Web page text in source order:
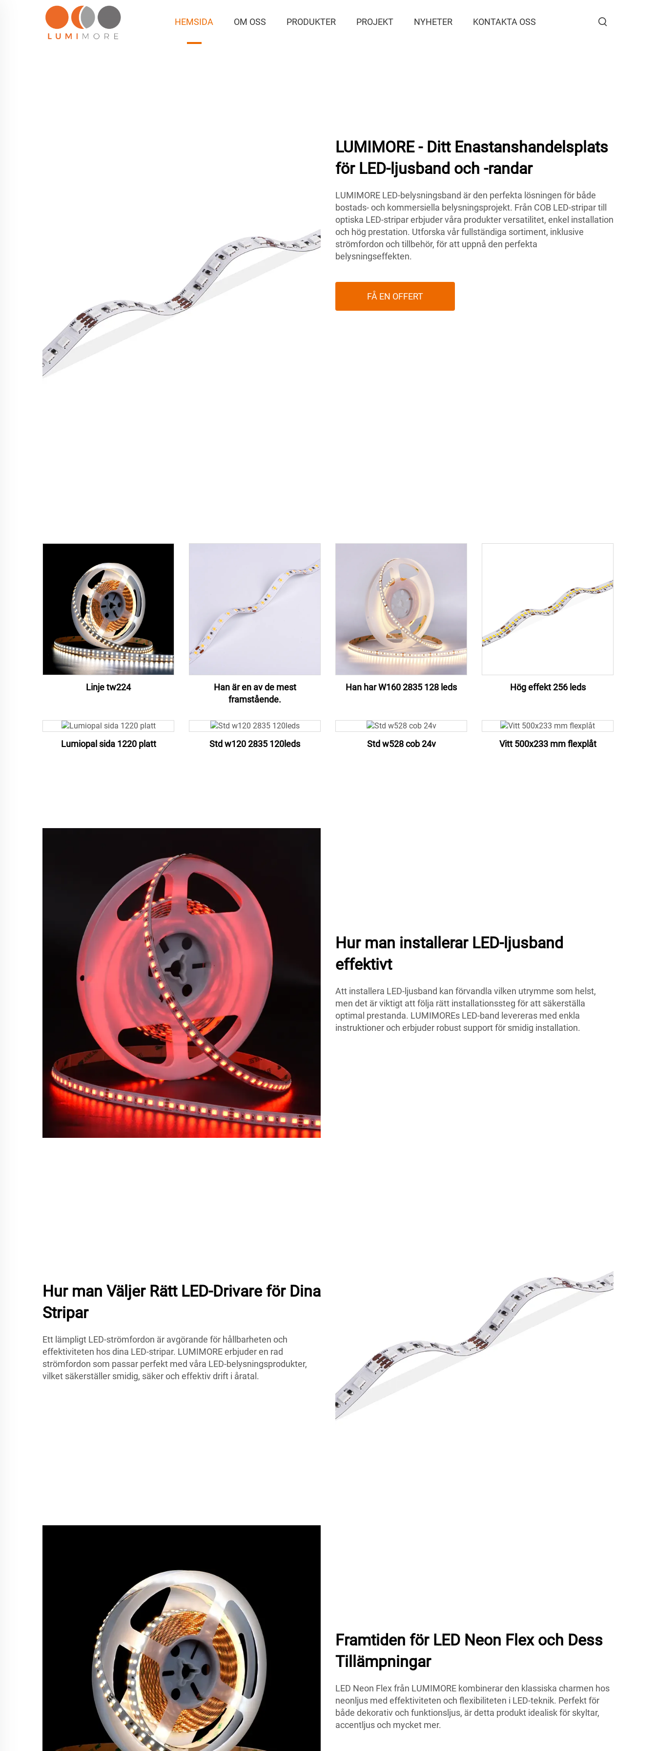
HEMSIDA OM OSS PRODUKTER PROJEKT NYHETER KONTAKTA OSS
LUMIMORE - Ditt Enastanshandelsplats
för LED-ljusband och -randar
LUMIMORE LED-belysningsband är den perfekta lösningen för både
bostads- och kommersiella belysningsprojekt. Från COB LED-stripar till
optiska LED-stripar erbjuder våra produkter versatilitet, enkel installation
och hög prestation. Utforska vår fullständiga sortiment, inklusive
strömfordon och tillbehör, för att uppnå den perfekta
belysningseffekten.
FÅ EN OFFERT
Linje tw224
Han är en av de mest
framstående.
Han har W160 2835 128 leds Hög effekt 256 leds
Lumiopal sida 1220 platt Std w120 2835 120leds Std w528 cob 24v Vitt 500x233 mm flexplåt
Hur man installerar LED-ljusband
effektivt
Att installera LED-ljusband kan förvandla vilken utrymme som helst,
men det är viktigt att följa rätt installationssteg för att säkerställa
optimal prestanda. LUMIMOREs LED-band levereras med enkla
instruktioner och erbjuder robust support för smidig installation.
Hur man Väljer Rätt LED-Drivare för Dina
Stripar
Ett lämpligt LED-strömfordon är avgörande för hållbarheten och
effektiviteten hos dina LED-stripar. LUMIMORE erbjuder en rad
strömfordon som passar perfekt med våra LED-belysningsprodukter,
vilket säkerställer smidig, säker och effektiv drift i åratal.
Framtiden för LED Neon Flex och Dess
Tillämpningar
LED Neon Flex från LUMIMORE kombinerar den klassiska charmen hos
neonljus med effektiviteten och flexibiliteten i LED-teknik. Perfekt för
både dekorativ och funktionsljus, är detta produkt idealisk för skyltar,
accentljus och mycket mer.